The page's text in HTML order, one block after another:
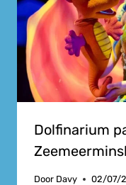
Dolfinarium
Door Davy 02/07/